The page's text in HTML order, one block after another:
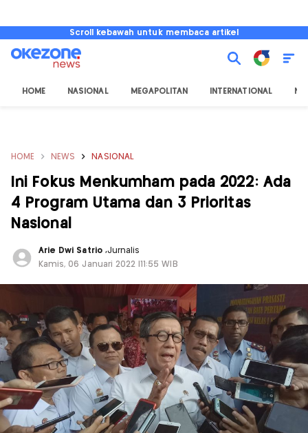
Scroll kebawah untuk membaca artikel
HOME NASIONAL MEGAPOLITAN INTERNATIONAL
HOME NEWS NASIONAL
Ini Fokus Menkumham pada 2022: Ada
4 Program Utama dan 3 Prioritas
Nasional
Arie Dwi Satrio ,Jurnalis
Kamis, 06 Januari 2022 |11:55 WIB